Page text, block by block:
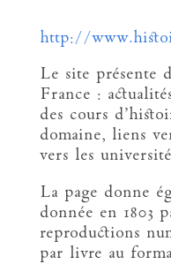
http://
Le site présente
France :
des cours
domaine, liens
vers les
La page donne
donnée en
reproductions
par livre au